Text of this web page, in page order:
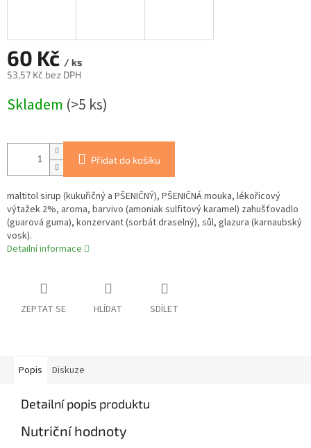
60 Kč / ks
53,57 Kč bez DPH
cena:
Skladem (>5 ks)
Přidat do košíku
maltitol sirup (kukuřičný a PŠENIČNÝ), PŠENIČNÁ mouka, lékořicový
výtažek 2%, aroma, barvivo (amoniak sulfitový karamel) zahušťovadlo
(guarová guma), konzervant (sorbát draselný), sůl, glazura (karnaubský
vosk).
Detailní informace
ZEPTAT SE HLÍDAT SDÍLET
Popis Diskuze
Detailní popis produktu
Nutriční hodnoty